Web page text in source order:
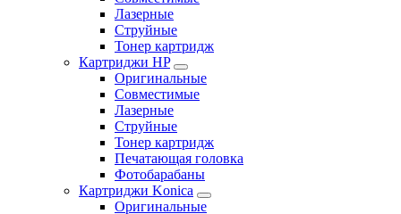
Лазерные
Струйные
Тонер картридж
Картриджи HP
Оригинальные
Совместимые
Лазерные
Струйные
Тонер картридж
Печатающая головка
Фотобарабаны
Картриджи Konica
Оригинальные